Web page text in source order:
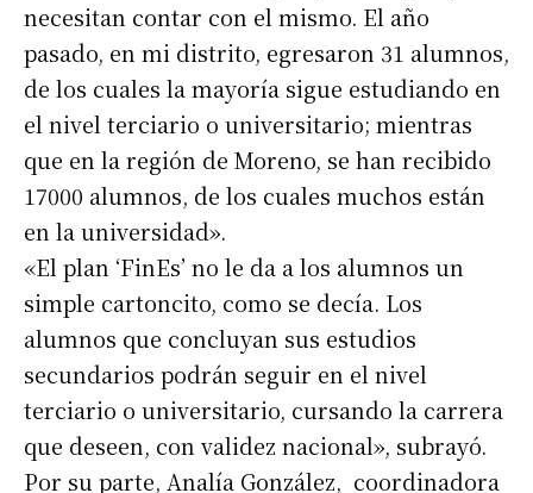
necesitan contar con el mismo. El año
pasado, en mi distrito, egresaron 31 alumnos,
de los cuales la mayoría sigue estudiando en
el nivel terciario o universitario; mientras
que en la región de Moreno, se han recibido
17000 alumnos, de los cuales muchos están
en la universidad».
«El plan ‘FinEs’ no le da a los alumnos un
simple cartoncito, como se decía. Los
alumnos que concluyan sus estudios
secundarios podrán seguir en el nivel
terciario o universitario, cursando la carrera
que deseen, con validez nacional», subrayó.
Por su parte, Analía González, coordinadora